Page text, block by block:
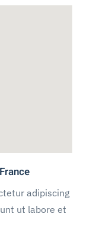
adipiscing
ut labore et